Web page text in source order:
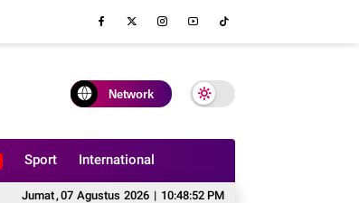
Network
Sport International
Jumat,07 Agustus 2026 | 10:48:54 PM
Hal yang Harus Dipertimbangkan Sebelum Memesan Sofa